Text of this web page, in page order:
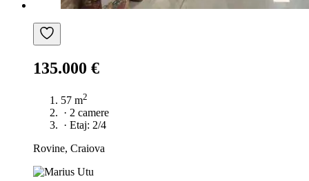
135.000 €
57 m2
· 2 camere
· Etaj: 2/4
Rovine, Craiova